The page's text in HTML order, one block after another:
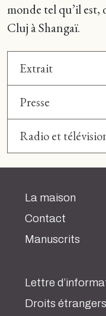
monde tel qu’il est,
Cluj à Shangaï.
Extrait
Presse
Radio et
La maison
Contact
Manuscrits
Lettre
Droits étrangers